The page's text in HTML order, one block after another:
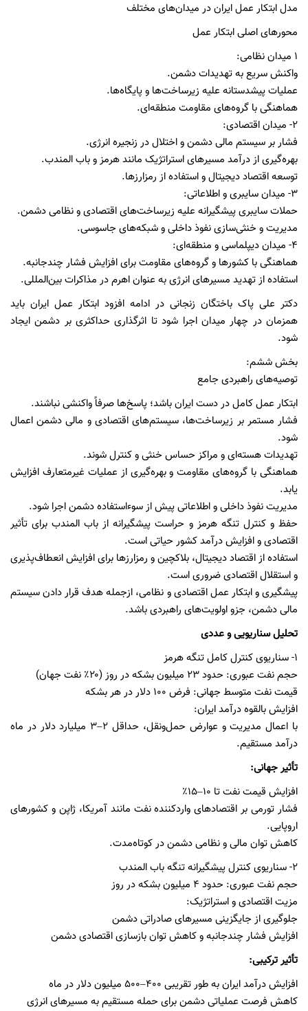
مدل ابتکار عمل ایران در میدان‌های مختلف
محورهای اصلی ابتکار عمل
١ میدان نظامی:
واکنش سریع به تهدیدات دشمن.
عملیات پیشدستانه علیه زیرساخت‌ها و پایگاه‌ها.
هماهنگی با گروه‌های مقاومت منطقه‌ای.
٢- میدان اقتصادی:
فشار بر سیستم مالی دشمن و اختلال در زنجیره انرژی.
بهره‌گیری از درآمد مسیرهای استراتژیک مانند هرمز و باب المندب.
توسعه اقتصاد دیجیتال و استفاده از رمزارزها.
٣- میدان سایبری و اطلاعاتی:
حملات سایبری پیشگیرانه علیه زیرساخت‌های اقتصادی و نظامی دشمن.
مدیریت و خنثی‌سازی نفوذ داخلی و شبکه‌های جاسوسی.
٤- میدان دیپلماسی و منطقه‌ای:
هماهنگی با کشورها و گروه‌های مقاومت برای افزایش فشار چندجانبه.
استفاده از تهدید مسیرهای انرژی به عنوان اهرم در مذاکرات بین‌المللی.
دکتر علی پاک باختگان زنجانی در ادامه افزود ابتکار عمل ایران باید
همزمان در چهار میدان اجرا شود تا اثرگذاری حداکثری بر دشمن ایجاد
شود.
بخش ششم:
توصیه‌های راهبردی جامع
ابتکار عمل کامل در دست ایران باشد؛ پاسخ‌ها صرفاً واکنشی نباشند.
فشار مستمر بر زیرساخت‌ها، سیستم‌های اقتصادی و مالی دشمن اعمال
شود.
تهدیدات هسته‌ای و مراکز حساس خنثی و کنترل شوند.
هماهنگی با گروه‌های مقاومت و بهره‌گیری از عملیات غیرمتعارف افزایش
یابد.
مدیریت نفوذ داخلی و اطلاعاتی پیش از سوءاستفاده دشمن اجرا شود.
حفظ و کنترل تنگه هرمز و حراست پیشگیرانه از باب المندب برای تأثیر
اقتصادی و افزایش درآمد کشور حیاتی است.
استفاده از اقتصاد دیجیتال، بلاکچین و رمزارزها برای افزایش انعطاف‌پذیری
و استقلال اقتصادی ضروری است.
پیشگیری و ابتکار عمل اقتصادی و نظامی، ازجمله هدف قرار دادن سیستم
مالی دشمن، جزو اولویت‌های راهبردی باشد.
تحلیل سناریویی و عددی
١- سناریوی کنترل کامل تنگه هرمز
حجم نفت عبوری: حدود ۲۳ میلیون بشکه در روز (۲۰٪ نفت جهان)
قیمت نفت متوسط جهانی: فرض ۱۰۰ دلار در هر بشکه
افزایش بالقوه درآمد ایران:
با اعمال مدیریت و عوارض حمل‌ونقل، حداقل ۲–۳ میلیارد دلار در ماه
درآمد مستقیم.
تأثیر جهانی:
افزایش قیمت نفت تا ۱۰–۱۵٪
فشار تورمی بر اقتصادهای واردکننده نفت مانند آمریکا، ژاپن و کشورهای
اروپایی.
کاهش توان مالی و نظامی دشمن در کوتاه‌مدت.
٢- سناریوی کنترل پیشگیرانه تنگه باب المندب
حجم نفت عبوری: حدود ۴ میلیون بشکه در روز
مزیت اقتصادی و استراتژیک:
جلوگیری از جایگزینی مسیرهای صادراتی دشمن
افزایش فشار چندجانبه و کاهش توان بازسازی اقتصادی دشمن
تأثیر ترکیبی:
افزایش درآمد ایران به طور تقریبی ۴۰۰–۵۰۰ میلیون دلار در ماه
کاهش فرصت عملیاتی دشمن برای حمله مستقیم به مسیرهای انرژی